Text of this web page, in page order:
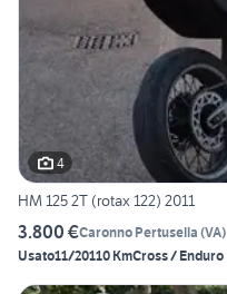
4
HM 125 2T (rotax 122) 2011
3.800 €Caronno Pertusella (VA)
Usato11/20110 KmCross / Enduro